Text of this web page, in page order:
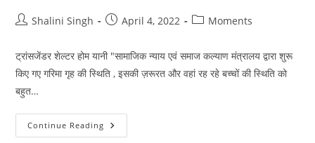
PostShalini Singh
PostApril 4, 2022
PostMoments
ट्रांसजेंडर शेल्टर होम यानी "सामाजिक न्याय एवं समाज कल्याण मंत्रालय द्वारा शुरू
किए गए गरिमा गृह की स्थिति , इसकी ज़रूरत और वहां रह रहे बच्चों की स्थिति को
बहुत…
Continue Reading एक
यात्रा